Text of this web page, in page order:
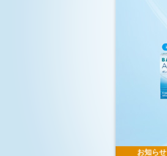
お知らせ